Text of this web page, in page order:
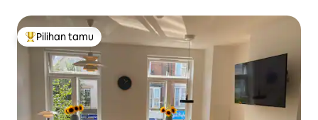
Pilihan tamu terpopuler
Pilihan tamu